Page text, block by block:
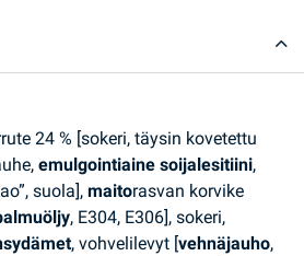
24 % [sokeri, täysin kovetettu
emulgointiaine soijalesitiini,
suola], maitorasvan korvike
, E304, E306], sokeri,
, vohvelilevyt [vehnäjauho,